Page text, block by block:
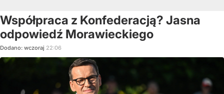
Współpraca z Konfederacją? Jasna
odpowiedź Morawieckiego
Dodano: wczoraj 22:06